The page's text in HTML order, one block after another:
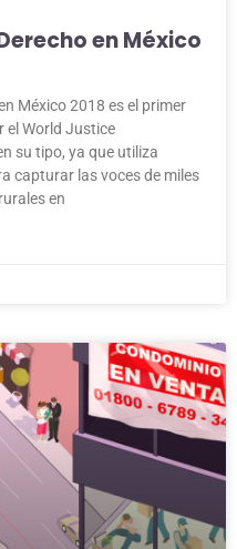
en México
México 2018 es el primer
el World Justice
su tipo, ya que utiliza
capturar las voces de miles
en